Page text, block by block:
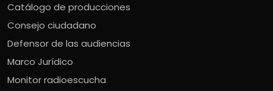
Catálogo de producciones
Consejo ciudadano
Defensor de las audiencias
Marco Jurídico
Monitor radioescucha